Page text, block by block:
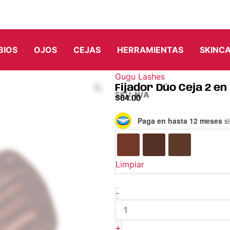
OJOS CEJAS HERRAMIENTAS
Gugu Lashes
Fijador Dúo Ceja 2 en
SKU:N/A
$64.00
Paga en hasta 12 meses
Limpiar
-
Fijador
Dúo
en
1
Gugu
cantidad
+